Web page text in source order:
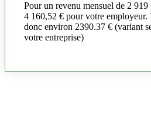
Pour un revenu mensuel de 2
4 160,52 € pour votre employeur.
donc environ 2390.37 € (variant
votre entreprise)